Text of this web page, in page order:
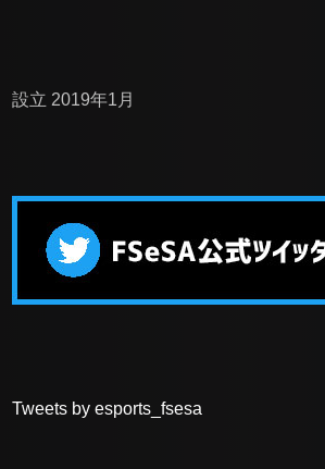
設立 2019年1月
Tweets by esports_fsesa